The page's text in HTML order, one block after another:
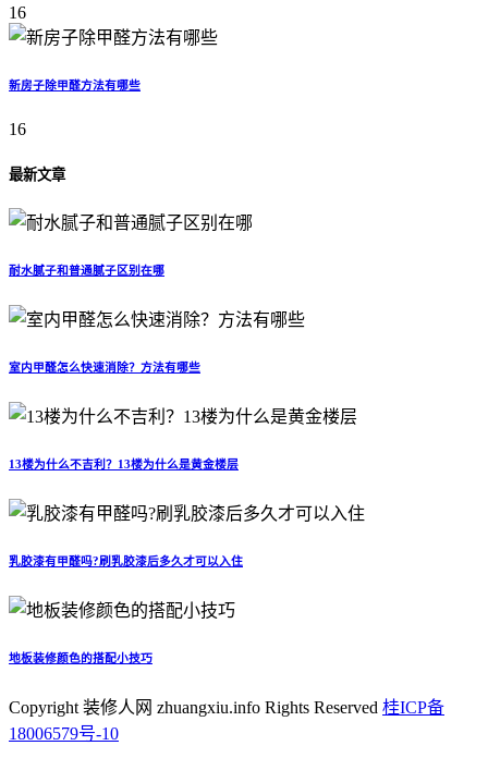
16
新房子除甲醛方法有哪些
16
最新文章
耐水腻子和普通腻子区别在哪
室内甲醛怎么快速消除？方法有哪些
13楼为什么不吉利？13楼为什么是黄金楼层
乳胶漆有甲醛吗?刷乳胶漆后多久才可以入住
地板装修颜色的搭配小技巧
Copyright 装修人网 zhuangxiu.info Rights Reserved 桂ICP备
18006579号-10